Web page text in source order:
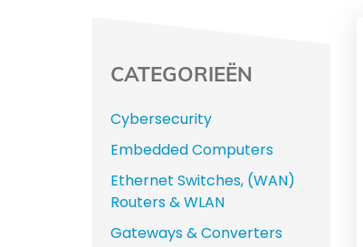
CATEGORIEËN
Cybersecurity
Embedded Computers
Ethernet Switches, (WAN)
Routers & WLAN
Gateways & Converters